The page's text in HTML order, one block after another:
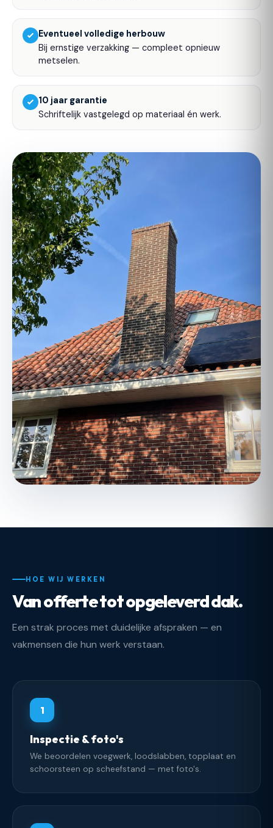
Eventueel volledige herbouw
Bij ernstige verzakking — compleet opnieuw
metselen.
10 jaar garantie
Schriftelijk vastgelegd op materiaal én werk.
HOE WIJ WERKEN
Van offerte tot opgeleverd dak.
Een strak proces met duidelijke afspraken — en
vakmensen die hun werk verstaan.
1
Inspectie & foto's
We beoordelen voegwerk, loodslabben, topplaat en
schoorsteen op scheefstand — met foto's.